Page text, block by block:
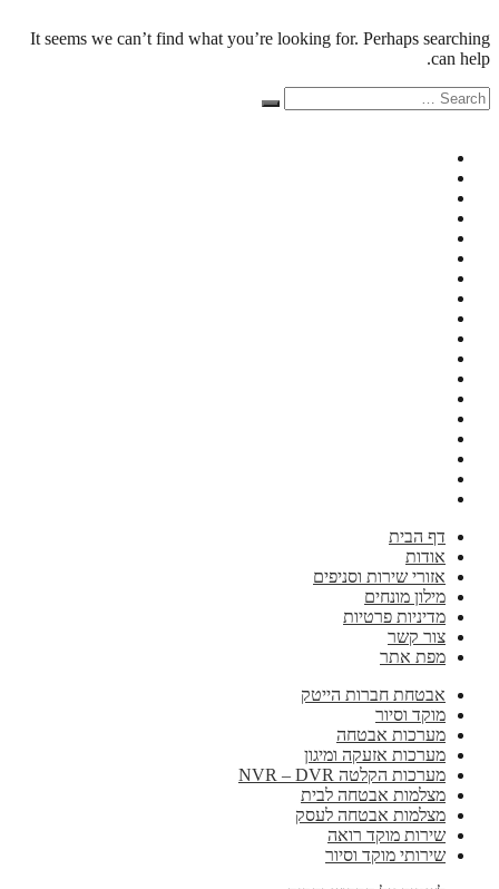
It seems we can’t find what you’re looking for. Perhaps searching
can help.
Search
for:
Search
דף הבית
אודות
אזורי שירות וסניפים
מילון מונחים
מדיניות פרטיות
צור קשר
מפת אתר
אבטחת חברות הייטק
מוקד וסיור
מערכות אבטחה
מערכות אזעקה ומיגון
מערכות הקלטה NVR – DVR
מצלמות אבטחה לבית
מצלמות אבטחה לעסק
שירות מוקד רואה
שירותי מוקד וסיור